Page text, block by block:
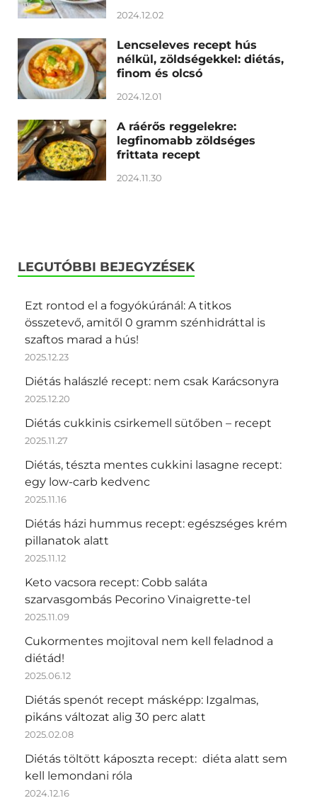
2024.12.02
Lencseleves recept hús
nélkül, zöldségekkel: diétás,
finom és olcsó
2024.12.01
A ráérős reggelekre:
legfinomabb zöldséges
frittata recept
2024.11.30
LEGUTÓBBI BEJEGYZÉSEK
Ezt rontod el a fogyókúránál: A titkos
összetevő, amitől 0 gramm szénhidráttal is
szaftos marad a hús!
2025.12.23
Diétás halászlé recept: nem csak Karácsonyra
2025.12.20
Diétás cukkinis csirkemell sütőben – recept
2025.11.27
Diétás, tészta mentes cukkini lasagne recept:
egy low-carb kedvenc
2025.11.16
Diétás házi hummus recept: egészséges krém
pillanatok alatt
2025.11.12
Keto vacsora recept: Cobb saláta
szarvasgombás Pecorino Vinaigrette-tel
2025.11.09
Cukormentes mojitoval nem kell feladnod a
diétád!
2025.06.12
Diétás spenót recept másképp: Izgalmas,
pikáns változat alig 30 perc alatt
2025.02.08
Diétás töltött káposzta recept: diéta alatt sem
kell lemondani róla
2024.12.16